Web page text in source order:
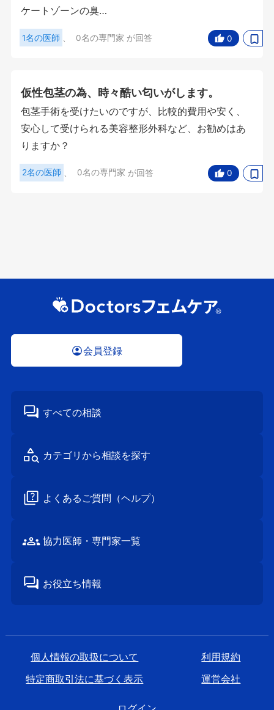
ケートゾーンの臭…
1名の医師 0名の専門家 が回答 0
仮性包茎の為、時々酷い匂いがします。
包茎手術を受けたいのですが、比較的費用や安く、
安心して受けられる美容整形外科など、お勧めはあ
りますか？
2名の医師 0名の専門家 が回答 0
会員登録
すべての相談
カテゴリから相談を探す
よくあるご質問 （ヘルプ）
協⼒医師・ 専⾨家⼀覧
お役立ち情報
個⼈情報の取扱について
利⽤規約
特定商取引法に基づく表⽰
運営会社